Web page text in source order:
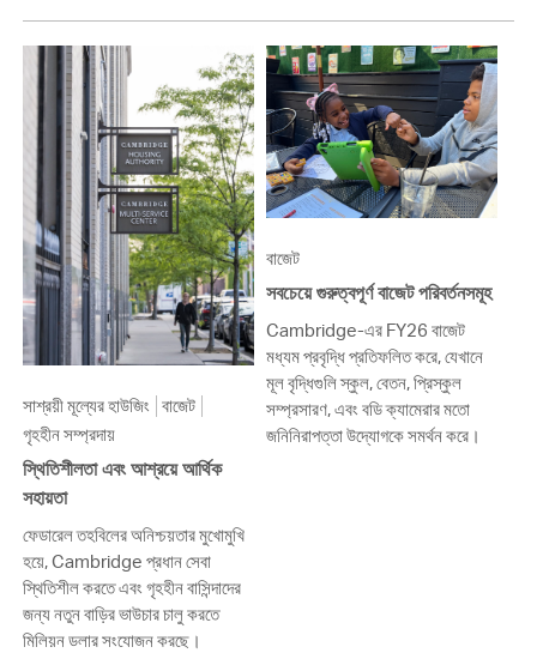
সাশ্রয়ী মূল্যের হাউজিং বাজেট
গৃহহীন সম্প্রদায়
স্থিতিশীলতা এবং আশ্রয়ে আর্থিক
সহায়তা
ফেডারেল তহবিলের অনিশ্চয়তার মুখোমুখি
হয়ে, Cambridge প্রধান সেবা
স্থিতিশীল করতে এবং গৃহহীন বাসিন্দাদের
জন্য নতুন বাড়ির ভাউচার চালু করতে
মিলিয়ন ডলার সংযোজন করছে।
বাজেট
সবচেয়ে গুরুত্বপূর্ণ বাজেট পরিবর্তনসমূহ
Cambridge-এর FY26 বাজেট
মধ্যম প্রবৃদ্ধি প্রতিফলিত করে, যেখানে
মূল বৃদ্ধিগুলি স্কুল, বেতন, প্রিস্কুল
সম্প্রসারণ, এবং বডি ক্যামেরার মতো
জনিনিরাপত্তা উদ্যোগকে সমর্থন করে।